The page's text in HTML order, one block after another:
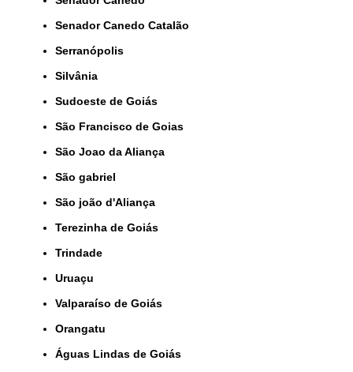
Senador Canedo Catalão
Serranópolis
Silvânia
Sudoeste de Goiás
São Francisco de Goias
São Joao da Aliança
São gabriel
São joão d'Aliança
Terezinha de Goiás
Trindade
Uruaçu
Valparaíso de Goiás
orangatu
Águas Lindas de Goiás